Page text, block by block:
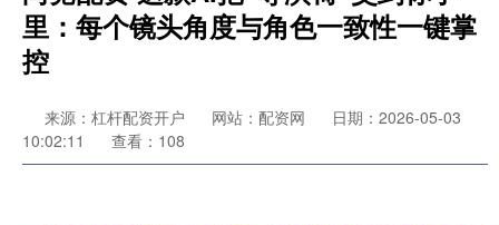
里：每个镜头角度与角色一致性一键掌
控
来源：杠杆配资开户 网站：配资网
日期：2026-05-03
10:02:11
查看：108